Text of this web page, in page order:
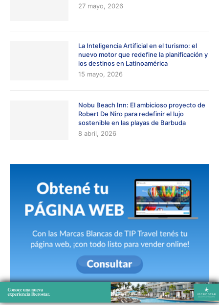
27 mayo, 2026
La Inteligencia Artificial en el turismo: el
nuevo motor que redefine la planificación y
los destinos en Latinoamérica
15 mayo, 2026
Nobu Beach Inn: El ambicioso proyecto de
Robert De Niro para redefinir el lujo
sostenible en las playas de Barbuda
8 abril, 2026